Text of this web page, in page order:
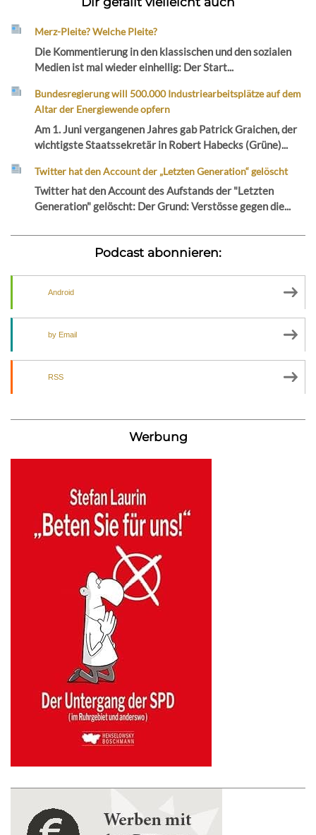
Merz-Pleite? Welche Pleite?
Die Kommentierung in den klassischen und den sozialen
Medien ist mal wieder einhellig: Der Start...
Bundesregierung will 500.000 Industriearbeitsplätze auf dem
Altar der Energiewende opfern
Am 1. Juni vergangenen Jahres gab Patrick Graichen, der
wichtigste Staatssekretär in Robert Habecks (Grüne)...
Twitter hat den Account der „Letzten Generation“ gelöscht
Twitter hat den Account des Aufstands der "Letzten
Generation" gelöscht: Der Grund: Verstösse gegen die...
Podcast abonnieren:
Android
by Email
RSS
Werbung